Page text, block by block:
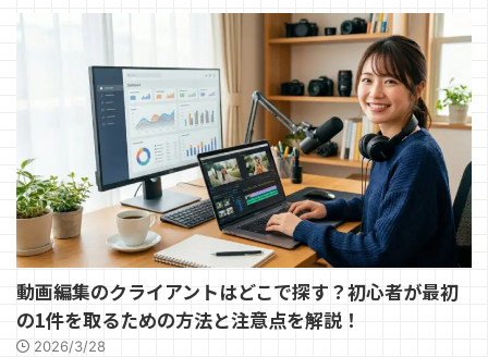
動画編集のクライアントはどこで探す？初心者が最初
の1件を取るための方法と注意点を解説！
2026/3/28